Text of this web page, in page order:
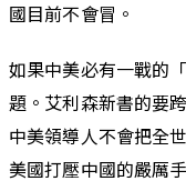
國目前不會冒。
如果中美必有一戰的
題。艾利森新書的要
中美領導人不會把全
美國打壓中國的嚴厲